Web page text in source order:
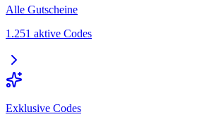
Alle Gutscheine
1.251 aktive Codes
Exklusive Codes